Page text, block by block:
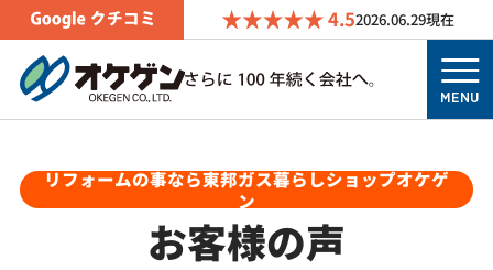
4.52026.06.29現在
MENU
リフォームの事なら東邦ガス暮らしショップオケゲ
ン
お客様の声